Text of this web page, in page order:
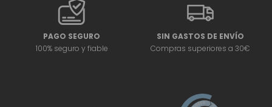
PAGO SEGURO
100% seguro y fiable
SIN GASTOS DE ENVÍO
Compras superiores a 30€